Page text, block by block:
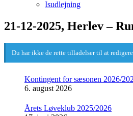
Isudlejning
21-12-2025, Herlev –
Du har ikke de rette tilladelser til at
Kontingent for sæsonen 2026/
6. august 2026
Årets Løveklub 2025/2026